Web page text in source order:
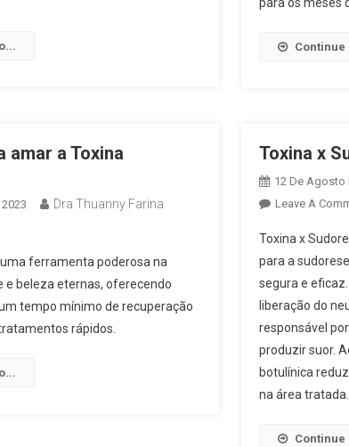
para os meses
Continue
amar a Toxina
Dra Thuanny Farina
ferramenta poderosa na
e beleza eternas, oferecendo
tempo mínimo de recuperação
rápidos.
Toxina x
12 De Agosto
Leave A
Toxina x
para a
segura e
liberação do
responsável
produzir suor.
botulínica
na área tratada.
Continue